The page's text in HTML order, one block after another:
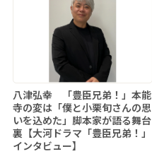
八津弘幸 「豊臣兄弟！」本能
寺の変は「僕と小栗旬さんの思
いを込めた」脚本家が語る舞台
裏【大河ドラマ「豊臣兄弟！」
インタビュー】